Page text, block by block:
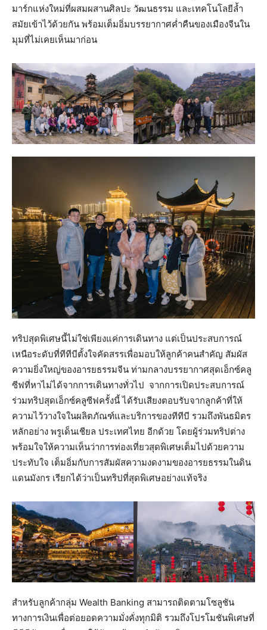
มาร์กแห่งใหม่ที่ผสมผสานศิลปะ วัฒนธรรม และเทคโนโลยีล้ำ
สมัยเข้าไว้ด้วยกัน พร้อมเต็มอิ่มบรรยากาศค่ำคืนของเมืองจีนใน
มุมที่ไม่เคยเห็นมาก่อน
ทริปสุดพิเศษนี้ไม่ใช่เพียงแค่การเดินทาง แต่เป็นประสบการณ์
เหนือระดับที่ทีทีบีตั้งใจคัดสรรเพื่อมอบให้ลูกค้าคนสำคัญ สัมผัส
ความยิ่งใหญ่ของอารยธรรมจีน ท่ามกลางบรรยากาศสุดเอ็กซ์คลู
ซีฟที่หาไม่ได้จากการเดินทางทั่วไป จากการเปิดประสบการณ์
ร่วมทริปสุดเอ็กซ์คลูซีฟครั้งนี้ ได้รับเสียงตอบรับจากลูกค้าที่ให้
ความไว้วางใจในผลิตภัณฑ์และบริการของทีทีบี รวมถึงพันธมิตร
หลักอย่าง พรูเด็นเชียล ประเทศไทย อีกด้วย โดยผู้ร่วมทริปต่าง
พร้อมใจให้ความเห็นว่าการท่องเที่ยวสุดพิเศษเต็มไปด้วยความ
ประทับใจ เต็มอิ่มกับการสัมผัสความงดงามของอารยธรรมในดิน
แดนมังกร เรียกได้ว่าเป็นทริปที่สุดพิเศษอย่างแท้จริง
สำหรับลูกค้ากลุ่ม Wealth Banking สามารถติดตามโซลูชัน
ทางการเงินเพื่อต่อยอดความมั่งคั่งทุกมิติ รวมถึงโปรโมชันพิเศษที่